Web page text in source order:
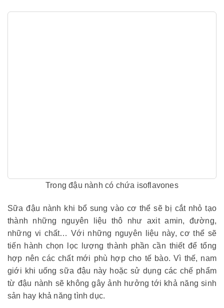
Trong đậu nành có chứa isoflavones
Sữa đậu nành khi bổ sung vào cơ thể sẽ bị cắt nhỏ tạo
thành những nguyên liệu thô như axit amin, đường,
những vi chất… Với những nguyên liệu này, cơ thể sẽ
tiến hành chọn lọc lượng thành phần cần thiết để tổng
hợp nên các chất mới phù hợp cho tế bào. Vì thế, nam
giới khi uống sữa đậu này hoặc sử dụng các chế phẩm
từ đậu nành sẽ không gây ảnh hưởng tới khả năng sinh
sản hay khả năng tình dục.